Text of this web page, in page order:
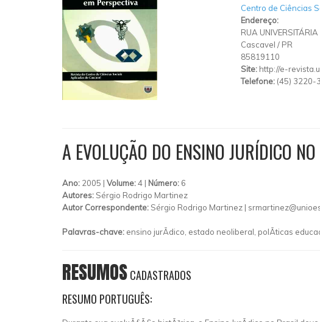
Centro de Ciências
Endereço:
RUA
Cascavel / PR
85819110
Site: http://e-
Telefone: (45) 3220-
A EVOLUÇÃO DO ENSINO JURÍDICO
Ano: 2005 | Volume:4 | Número: 6
Autores: Sérgio Rodrigo Martinez
Autor Correspondente: Sérgio Rodrigo Martinez |
Palavras-chave: ensino jurÃ­dico, estado neoliberal, polÃ­ticas
RESUMOSCADASTRADOS
RESUMO PORTUGUÊS: